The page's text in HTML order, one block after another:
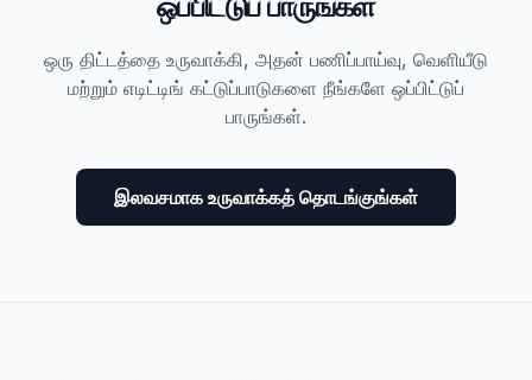
ஒப்பிட்டுப் பாருங்கள்
ஒரு திட்டத்தை உருவாக்கி, அதன் பணிப்பாய்வு, வெளியீடு
மற்றும் எடிட்டிங் கட்டுப்பாடுகளை நீங்களே ஒப்பிட்டுப்
பாருங்கள்.
இலவசமாக உருவாக்கத் தொடங்குங்கள்